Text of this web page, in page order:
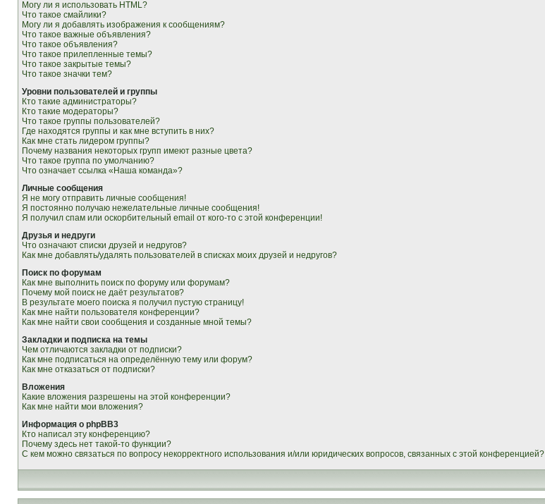
Могу ли я использовать HTML?
Что такое смайлики?
Могу ли я добавлять изображения к сообщениям?
Что такое важные объявления?
Что такое объявления?
Что такое прилепленные темы?
Что такое закрытые темы?
Что такое значки тем?
Уровни пользователей и группы
Кто такие администраторы?
Кто такие модераторы?
Что такое группы пользователей?
Где находятся группы и как мне вступить в них?
Как мне стать лидером группы?
Почему названия некоторых групп имеют разные цвета?
Что такое группа по умолчанию?
Что означает ссылка «Наша команда»?
Личные сообщения
Я не могу отправить личные сообщения!
Я постоянно получаю нежелательные личные сообщения!
Я получил спам или оскорбительный email от кого-то с этой конференции!
Друзья и недруги
Что означают списки друзей и недругов?
Как мне добавлять/удалять пользователей в списках моих друзей и недругов?
Поиск по форумам
Как мне выполнить поиск по форуму или форумам?
Почему мой поиск не даёт результатов?
В результате моего поиска я получил пустую страницу!
Как мне найти пользователя конференции?
Как мне найти свои сообщения и созданные мной темы?
Закладки и подписка на темы
Чем отличаются закладки от подписки?
Как мне подписаться на определённую тему или форум?
Как мне отказаться от подписки?
Вложения
Какие вложения разрешены на этой конференции?
Как мне найти мои вложения?
Информация о phpBB3
Кто написал эту конференцию?
Почему здесь нет такой-то функции?
С кем можно связаться по вопросу некорректного использования и/или юридических вопросов, связанных с этой конференцией?